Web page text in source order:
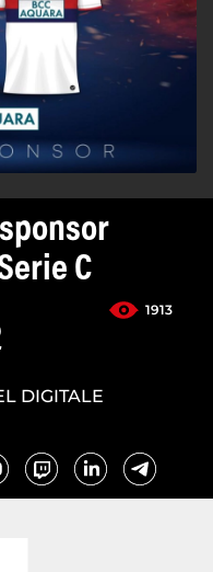
C
1913
DIGITALE